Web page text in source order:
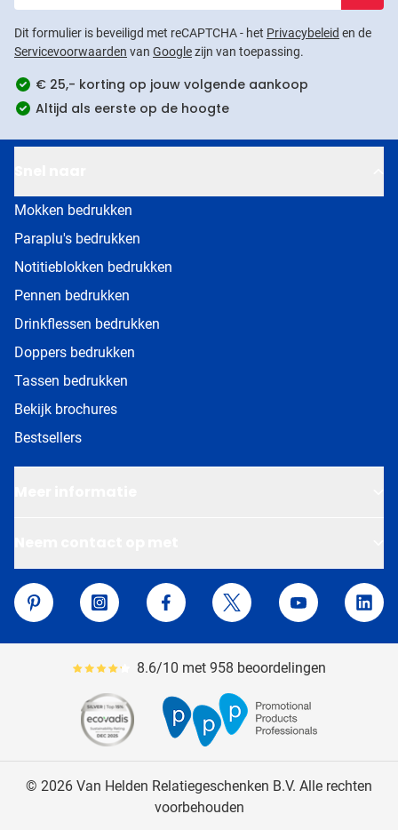
Dit formulier is beveiligd met reCAPTCHA - het Privacybeleid en de
Servicevoorwaarden van Googlezijn van toepassing.
€ 25,- korting op jouw volgende aankoop
Altijd als eerste op de hoogte
Mokken bedrukken
Paraplu's bedrukken
Notitieblokken bedrukken
Pennen bedrukken
Drinkflessen bedrukken
Doppers bedrukken
Tassen bedrukken
Bekijk brochures
Bestsellers
Van Helden Relatiegeschenken
Pinterest
Instagram Facebook Twitter YouTube
Gemiddeld reviewpercentage is 86
8.6/10 met 958 beoordelingen
© 2026 Van Helden Relatiegeschenken B.V. Alle rechten
voorbehouden